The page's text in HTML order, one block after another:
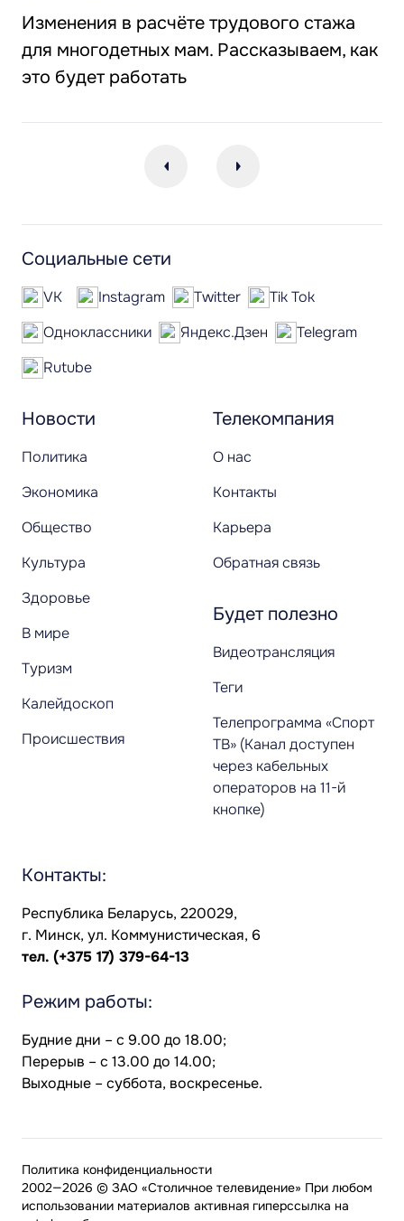
Изменения в расчёте трудового стажа
для многодетных мам. Рассказываем, как
это будет работать
Новости
Политика
Экономика
Общество
Культура
Здоровье
В мире
Туризм
Калейдоскоп
Происшествия
Телекомпания
О нас
Контакты
Карьера
Обратная связь
Будет полезно
Видеотрансляция
Теги
Телепрограмма «Спорт
ТВ» (Канал доступен
через кабельных
операторов на 11-й
кнопке)
Социальные сети
VK Instagram Twitter
Tik Tok
Одноклассники
Яндекс.Дзен
Telegram
Rutube
Контакты:
Республика Беларусь, 220029,
г. Минск, ул. Коммунистическая, 6
тел. (+375 17) 379-64-13
Режим работы:
Будние дни – с 9.00 до 18.00;
Перерыв – с 13.00 до 14.00;
Выходные – суббота, воскресенье.
2002—2026 © ЗАО «Столичное телевидение» При любом
использовании материалов активная гиперссылка на
Политика конфиденциальности